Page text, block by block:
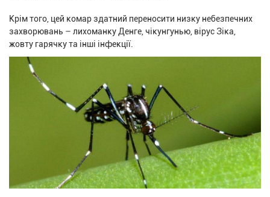
Крім того, цей комар здатний переносити низку небезпечних
захворювань – лихоманку Денге, чікунгунью, вірус Зіка,
жовту гарячку та інші інфекції.